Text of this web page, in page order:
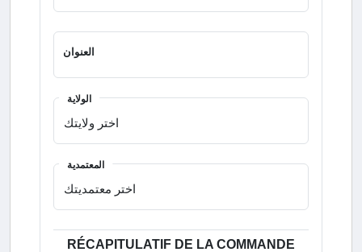
العنوان
الولاية
المعتمدية
RÉCAPITULATIF DE LA COMMANDE